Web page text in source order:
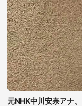
元NHK中川安奈アナ